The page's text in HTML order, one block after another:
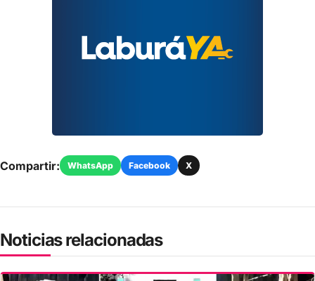
Compartir: WhatsApp Facebook X
Noticias relacionadas